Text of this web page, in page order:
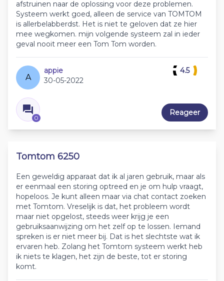
afstruinen naar de oplossing voor deze problemen.
Systeem werkt goed, alleen de service van TOMTOM
is allerbelabberdst. Het is niet te geloven dat ze hier
mee wegkomen. mijn volgende systeem zal in ieder
geval nooit meer een Tom Tom worden.
A
appie
30-05-2022
0
4.5
Reageer
Tomtom 6250
Een geweldig apparaat dat ik al jaren gebruik, maar als
er eenmaal een storing optreed en je om hulp vraagt,
hopeloos. Je kunt alleen maar via chat contact zoeken
met Tomtom. Vreselijk is dat, het probleem wordt
maar niet opgelost, steeds weer krijg je een
gebruiksaanwijzing om het zelf op te lossen. Iemand
spreken is er niet meer bij. Dat is het slechtste wat ik
ervaren heb. Zolang het Tomtom systeem werkt heb
ik niets te klagen, het zijn de beste, tot er storing
komt.